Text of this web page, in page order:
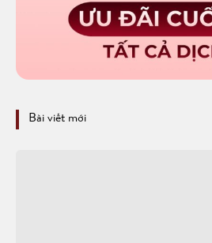
Bài viết mới